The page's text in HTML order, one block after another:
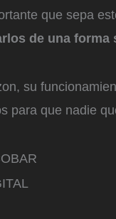
que sepa
de una
su
para que nadie